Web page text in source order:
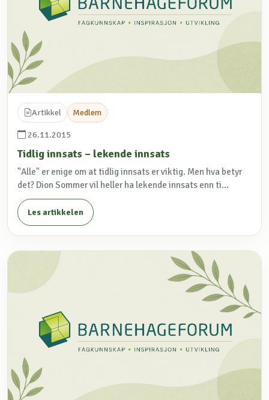
Artikkel Medlem
26.11.2015
Tidlig innsats – lekende innsats
"Alle" er enige om at tidlig innsats er viktig. Men hva betyr
det? Dion Sommer vil heller ha lekende innsats enn ti...
Les artikkelen